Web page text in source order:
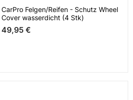
CarPro Felgen/Reifen - Schutz Wheel
Cover wasserdicht (4 Stk)
49,95 €